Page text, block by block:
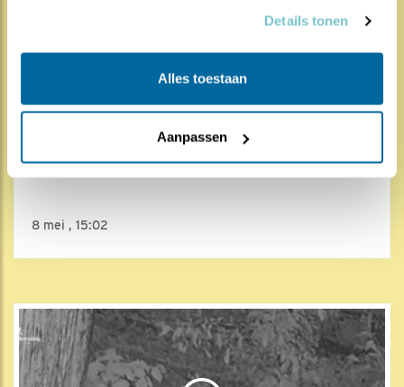
Details tonen
Alles toestaan
Aanpassen
Takkeling 1: De afsprong
8 mei , 15:02